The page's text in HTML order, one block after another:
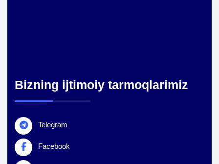
Bizning ijtimoiy tarmoqlarimiz
Telegram
Facebook